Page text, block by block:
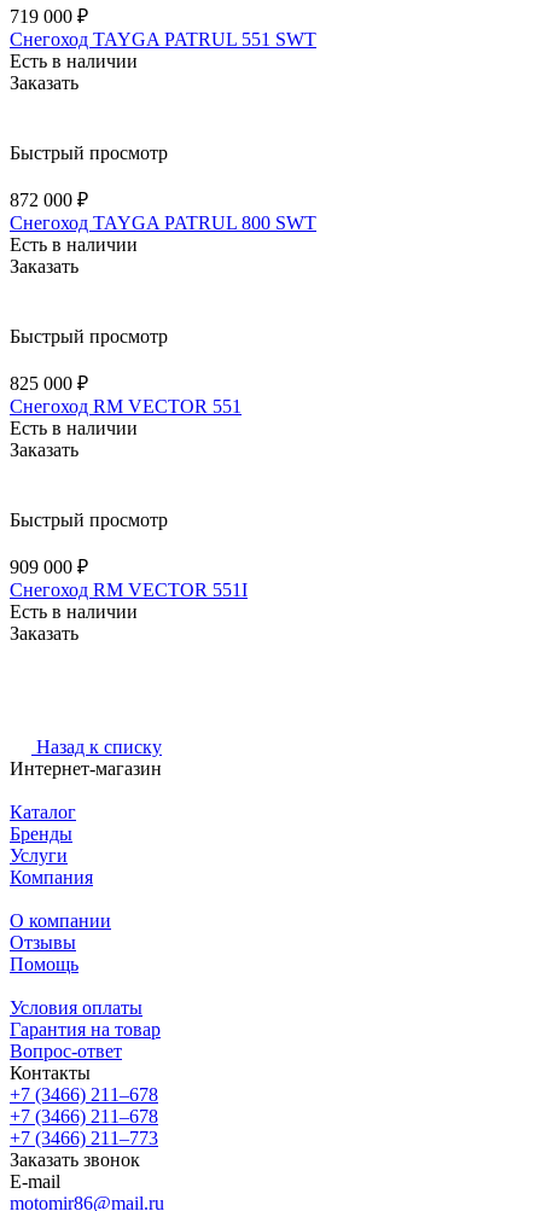
719 000 ₽
Снегоход TAYGA PATRUL 551 SWT
Есть в наличии
Заказать
Быстрый просмотр
872 000 ₽
Снегоход TAYGA PATRUL 800 SWT
Есть в наличии
Заказать
Быстрый просмотр
825 000 ₽
Снегоход RM VECTOR 551
Есть в наличии
Заказать
Быстрый просмотр
909 000 ₽
Снегоход RM VECTOR 551I
Есть в наличии
Заказать
Назад к списку
Интернет-магазин
Каталог
Бренды
Услуги
Компания
О компании
Отзывы
Помощь
Условия оплаты
Гарантия на товар
Вопрос-ответ
Контакты
+7 (3466) 211‒678
+7 (3466) 211‒678
+7 (3466) 211‒773
Заказать звонок
E-mail
motomir86@mail.ru